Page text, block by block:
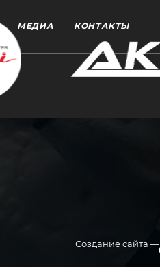
МЕДИА КОНТАКТЫ
Создание сайта —